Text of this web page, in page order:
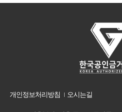
개인정보처리방침 오시는길